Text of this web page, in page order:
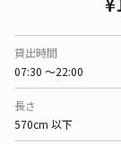
貸出時間
07:30 〜22:00
長さ
570cm 以下